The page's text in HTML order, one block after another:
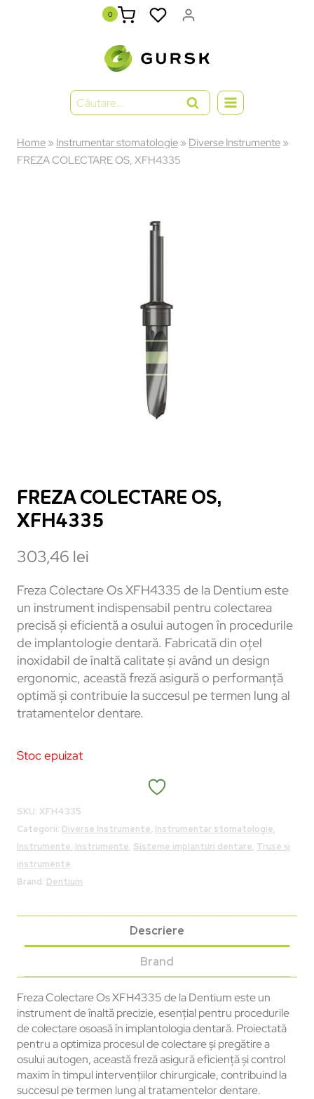
0
Home»Instrumentar stomatologie»Diverse Instrumente»
FREZA COLECTARE OS, XFH4335
FREZA COLECTARE OS,
XFH4335
303,46 lei
Freza Colectare Os XFH4335 de la Dentium este
un instrument indispensabil pentru colectarea
precisă și eficientă a osului autogen în procedurile
de implantologie dentară. Fabricată din oțel
inoxidabil de înaltă calitate și având un design
ergonomic, această freză asigură o performanță
optimă și contribuie la succesul pe termen lung al
tratamentelor dentare.
Stoc epuizat
SKU: XFH4335
Categorii: Diverse Instrumente, Instrumentar stomatologie,
Instrumente, Instrumente, Sisteme implanturi dentare, Truse și
instrumente
Brand: Dentium
Descriere
Brand
Freza Colectare Os XFH4335 de la Dentium este un
instrument de înaltă precizie, esențial pentru procedurile
de colectare osoasă în implantologia dentară. Proiectată
pentru a optimiza procesul de colectare și pregătire a
osului autogen, această freză asigură eficiență și control
maxim în timpul intervențiilor chirurgicale, contribuind la
succesul pe termen lung al tratamentelor dentare.